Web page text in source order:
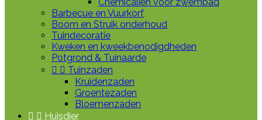
Barbecue en Vuurkorf
Boom en Struik onderhoud
Tuindecoratie
Kweken en kweekbenodigdheden
Potgrond & Tuinaarde
  Tuinzaden
Kruidenzaden
Groentezaden
Bloemenzaden
  Huisdier